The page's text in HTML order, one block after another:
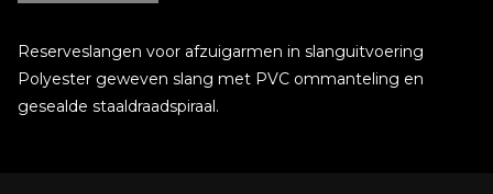
Reserveslangen voor afzuigarmen in slanguitvoering
Polyester geweven slang met PVC ommanteling en
gesealde staaldraadspiraal.